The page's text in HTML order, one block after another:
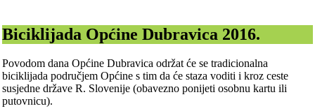
Biciklijada Općine Dubravica 2016.
Povodom dana Općine Dubravica održat će se tradicionalna
biciklijada područjem Općine s tim da će staza voditi i kroz ceste
susjedne države R. Slovenije (obavezno ponijeti osobnu kartu ili
putovnicu).